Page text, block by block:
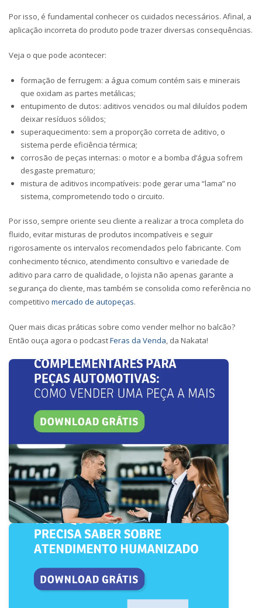
Por isso, é fundamental conhecer os cuidados necessários. Afinal, a
aplicação incorreta do produto pode trazer diversas consequências.
Veja o que pode acontecer:
formação de ferrugem: a água comum contém sais e minerais
que oxidam as partes metálicas;
entupimento de dutos: aditivos vencidos ou mal diluídos podem
deixar resíduos sólidos;
superaquecimento: sem a proporção correta de aditivo, o
sistema perde eficiência térmica;
corrosão de peças internas: o motor e a bomba d’água sofrem
desgaste prematuro;
mistura de aditivos incompatíveis: pode gerar uma “lama” no
sistema, comprometendo todo o circuito.
Por isso, sempre oriente seu cliente a realizar a troca completa do
fluido, evitar misturas de produtos incompatíveis e seguir
rigorosamente os intervalos recomendados pelo fabricante. Com
conhecimento técnico, atendimento consultivo e variedade de
aditivo para carro de qualidade, o lojista não apenas garante a
segurança do cliente, mas também se consolida como referência no
competitivo mercado de autopeças.
Quer mais dicas práticas sobre como vender melhor no balcão?
Então ouça agora o podcastFeras da Venda, da Nakata!